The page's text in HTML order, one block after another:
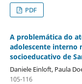
PDF
A problemática do
adolescente interno
socioeducativo de
Daniele Einloft, Paula
105-116